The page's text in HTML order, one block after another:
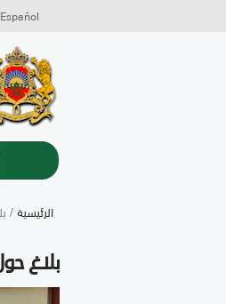
Español
الرئيسية/
بلاغ